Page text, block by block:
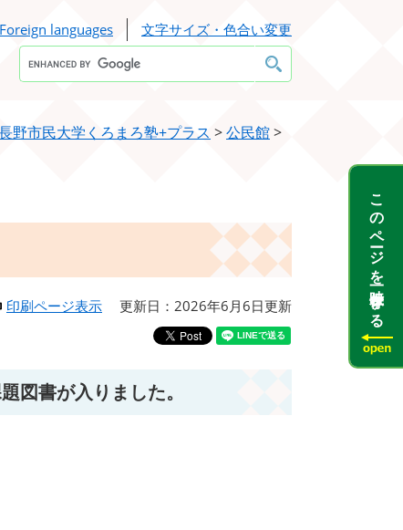
Foreign languages
文字サイズ・色合い変更
Google
カ
ス
索
野市民大学くろまろ塾+プラス >公民館>
印刷ページ表示 更新日：2026年6月6日更新
図書が入りました。
このページを一時保存する